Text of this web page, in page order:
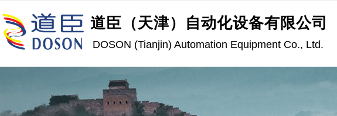
道臣（天津）自动化设备有限公司
DOSON (Tianjin) Automation Equipment Co., Ltd.